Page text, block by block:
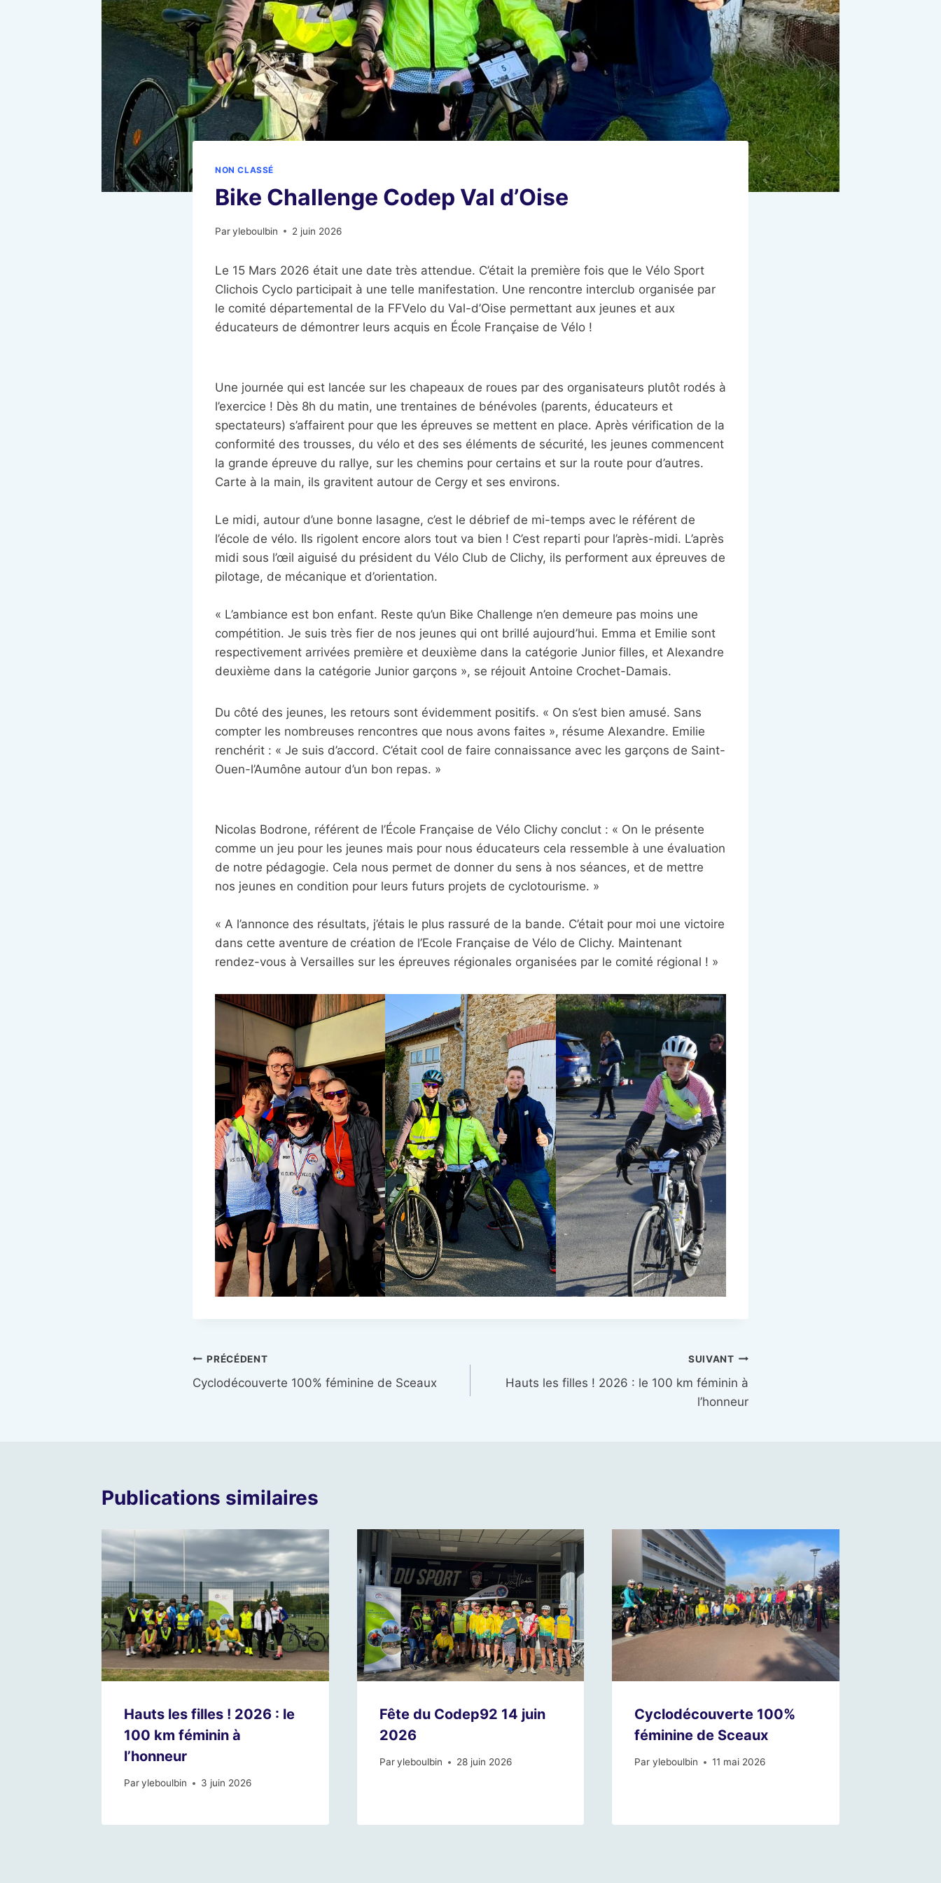
NON CLASSÉ
Bike Challenge Codep Val d’Oise
Paryleboulbin 2 juin 2026
Le 15 Mars 2026 était une date très attendue. C’était la première fois que le Vélo Sport
Clichois Cyclo participait à une telle manifestation. Une rencontre interclub organisée par
le comité départemental de la FFVelo du Val-d’Oise permettant aux jeunes et aux
éducateurs de démontrer leurs acquis en École Française de Vélo !
Une journée qui est lancée sur les chapeaux de roues par des organisateurs plutôt rodés à
l’exercice ! Dès 8h du matin, une trentaines de bénévoles (parents, éducateurs et
spectateurs) s’affairent pour que les épreuves se mettent en place. Après vérification de la
conformité des trousses, du vélo et des ses éléments de sécurité, les jeunes commencent
la grande épreuve du rallye, sur les chemins pour certains et sur la route pour d’autres.
Carte à la main, ils gravitent autour de Cergy et ses environs.
Le midi, autour d’une bonne lasagne, c’est le débrief de mi-temps avec le référent de
l’école de vélo. Ils rigolent encore alors tout va bien ! C’est reparti pour l’après-midi. L’après
midi sous l’œil aiguisé du président du Vélo Club de Clichy, ils performent aux épreuves de
pilotage, de mécanique et d’orientation.
« L’ambiance est bon enfant. Reste qu’un Bike Challenge n’en demeure pas moins une
compétition. Je suis très fier de nos jeunes qui ont brillé aujourd’hui. Emma et Emilie sont
respectivement arrivées première et deuxième dans la catégorie Junior filles, et Alexandre
deuxième dans la catégorie Junior garçons », se réjouit Antoine Crochet-Damais.
Du côté des jeunes, les retours sont évidemment positifs. « On s’est bien amusé. Sans
compter les nombreuses rencontres que nous avons faites », résume Alexandre. Emilie
renchérit : « Je suis d’accord. C’était cool de faire connaissance avec les garçons de Saint-
Ouen-l’Aumône autour d’un bon repas. »
Nicolas Bodrone, référent de l’École Française de Vélo Clichy conclut : « On le présente
comme un jeu pour les jeunes mais pour nous éducateurs cela ressemble à une évaluation
de notre pédagogie. Cela nous permet de donner du sens à nos séances, et de mettre
nos jeunes en condition pour leurs futurs projets de cyclotourisme. »
« A l’annonce des résultats, j’étais le plus rassuré de la bande. C’était pour moi une victoire
dans cette aventure de création de l’Ecole Française de Vélo de Clichy. Maintenant
rendez-vous à Versailles sur les épreuves régionales organisées par le comité régional ! »
Navigation
de
PRÉCÉDENT
Cyclodécouverte 100% féminine de Sceaux
SUIVANT
Hauts les filles ! 2026 : le 100 km féminin à
l’honneur
Publications similaires
Hauts les filles ! 2026 : le
100 km féminin à
l’honneur
Paryleboulbin 3 juin 2026
Fête du Codep92 14 juin
2026
Par yleboulbin 28 juin 2026
Cyclodécouverte 100%
féminine de Sceaux
Par yleboulbin 11 mai 2026